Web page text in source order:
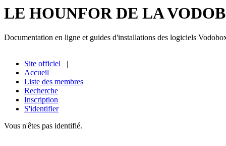
LE HOUNFOR DE LA
Documentation en ligne et guides d'installations des logiciels
Site officiel |
Accueil
Liste des membres
Recherche
Inscription
S'identifier
Vous n'êtes pas identifié.